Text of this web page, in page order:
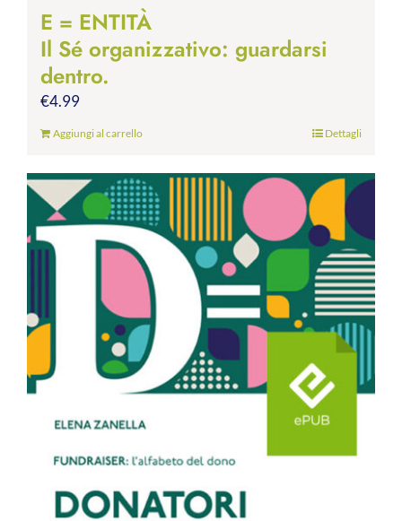
E = ENTITÀ
Il Sé organizzativo: guardarsi
dentro.
€4.99
Aggiungi al carrello Dettagli